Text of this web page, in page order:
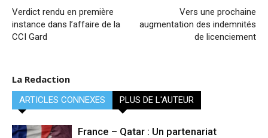
Verdict rendu en première
instance dans l’affaire de la
CCI Gard
Vers une prochaine
augmentation des indemnités
de licenciement
La Redaction
ARTICLES CONNEXES PLUS DE L'AUTEUR
France – Qatar : Un partenariat